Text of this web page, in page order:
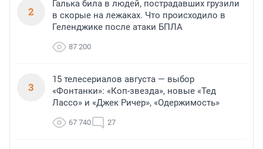
2
Галька била в людей, пострадавших грузили
в скорые на лежаках. Что происходило в
Геленджике после атаки БПЛА
87 200
3
15 телесериалов августа — выбор
«Фонтанки»: «Коп-звезда», новые «Тед
Лассо» и «Джек Ричер», «Одержимость»
67 740 27